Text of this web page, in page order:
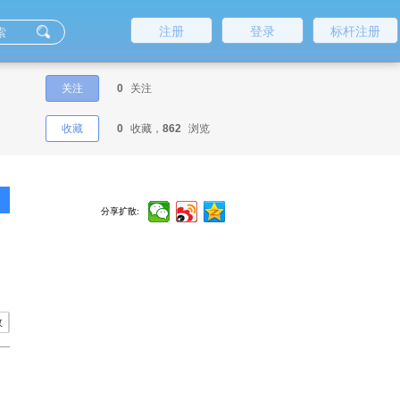
标杆注册
登录
注册
关注 0 关注
收藏 0 收藏， 862 浏览
分享扩散: